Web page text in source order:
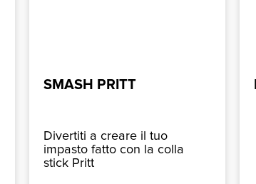
SMASH PRITT
Divertiti a creare il tuo
impasto fatto con la colla
stick Pritt